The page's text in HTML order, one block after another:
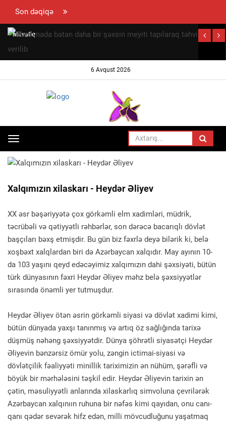
Son dəqiqə
Müvafiq
bazarda
səviyyəsinin
təsdiqlənib
6 Avqust 2026
Toggle
navigation
SIYASƏT
Xalqımızın xilaskarı - Heydər Əliyev
XX əsr bəşəriyyətə çox görkəmli elm xadimləri, müdrik,
təcrübəli və qətiyyətli rəhbərlər, son dərəcə bacarıqlı dövlət
başçıları bəxş etmişdir. Bu gün biz fəxrlə deyə bilərik ki, belə
xoşbəxt xalqlardan biri də Azərbaycan xalqıdır. May ayının 10-
da 103 yaşını qeyd edəcəyimiz xalqımızın dahi şəxsiyəti, bütün
türk dünyasının fəxri Heydər Əliyev məhz belə şəxsiyyətlər
sırasında önəmli yer tutmuşdur.
Heydər Əliyev ötən əsrin görkəmli siyasi və dövlət xadimi kimi,
bütün dünyada yaxşı tanınmış və artıq öz sağlığında tarixə
düşmüş nəhəng şəxsiyyətdir. Dünya şöhrətli siyasətçi Heydər
Əliyevin bənzərsiz ömür yolu, zəngin ictimai-siyasi və
dövlətçilik fəaliyyəti minillik tariximizin ən nühüm, şərəfli və
böyük bir mərhələsini təşkil edir. Heydər Əliyevin tarixin ən
çətin, məsuliyyətli anlarında xilaskarlıq simvoluna çevrilərək
Azərbaycan xalqınıın ruhuna bir nəfəs kimi qayıdan, onu canı-
qanı qədər sevərək hifz edən, milli mövcudluğunu yaşatmaq